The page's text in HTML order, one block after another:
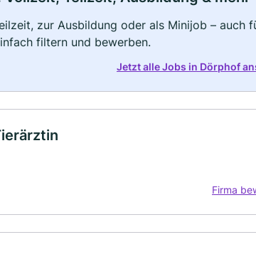
zur Ausbildung oder als Minijob – auch
filtern und bewerben.
Jetzt alle Jobs in Dörphof
Firma